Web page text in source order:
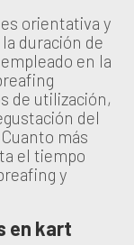
orientativa y
duración de
en la
de utilización,
del
más
el tiempo
y
en kart